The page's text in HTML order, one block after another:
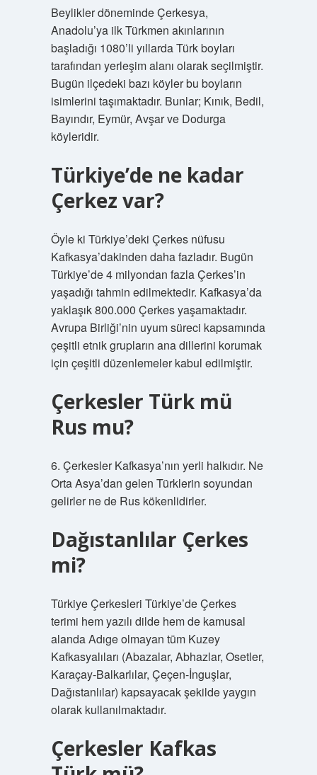
Beylikler döneminde Çerkesya,
Anadolu’ya ilk Türkmen akınlarının
başladığı 1080’li yıllarda Türk boyları
tarafından yerleşim alanı olarak seçilmiştir.
Bugün ilçedeki bazı köyler bu boyların
isimlerini taşımaktadır. Bunlar; Kınık, Bedil,
Bayındır, Eymür, Avşar ve Dodurga
köyleridir.
Türkiye’de ne kadar
Çerkez var?
Öyle ki Türkiye’deki Çerkes nüfusu
Kafkasya’dakinden daha fazladır. Bugün
Türkiye’de 4 milyondan fazla Çerkes’in
yaşadığı tahmin edilmektedir. Kafkasya’da
yaklaşık 800.000 Çerkes yaşamaktadır.
Avrupa Birliği’nin uyum süreci kapsamında
çeşitli etnik grupların ana dillerini korumak
için çeşitli düzenlemeler kabul edilmiştir.
Çerkesler Türk mü
Rus mu?
6. Çerkesler Kafkasya’nın yerli halkıdır. Ne
Orta Asya’dan gelen Türklerin soyundan
gelirler ne de Rus kökenlidirler.
Dağıstanlılar Çerkes
mi?
Türkiye Çerkesleri Türkiye’de Çerkes
terimi hem yazılı dilde hem de kamusal
alanda Adıge olmayan tüm Kuzey
Kafkasyalıları (Abazalar, Abhazlar, Osetler,
Karaçay-Balkarlılar, Çeçen-İnguşlar,
Dağıstanlılar) kapsayacak şekilde yaygın
olarak kullanılmaktadır.
Çerkesler Kafkas